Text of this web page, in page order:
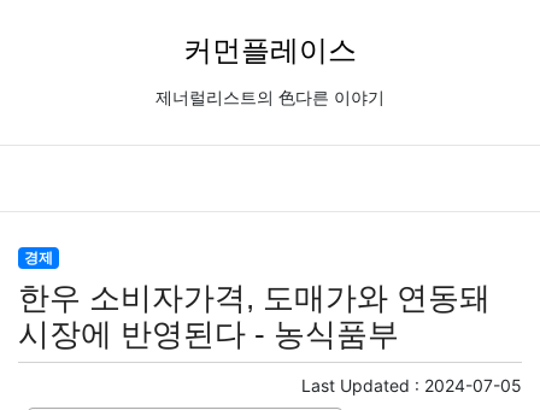
커먼플레이스
제너럴리스트의 色다른 이야기
경제
한우 소비자가격, 도매가와 연동돼
시장에 반영된다 - 농식품부
Last Updated : 2024-07-05